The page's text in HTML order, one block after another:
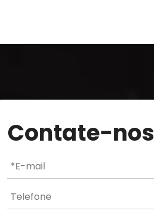
Contate-nos